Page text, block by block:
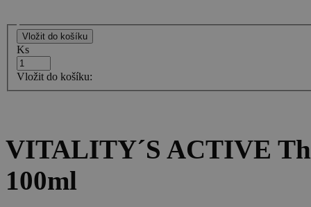
Ks
Vložit do košíku:
VITALITY´S ACTIVE
100ml